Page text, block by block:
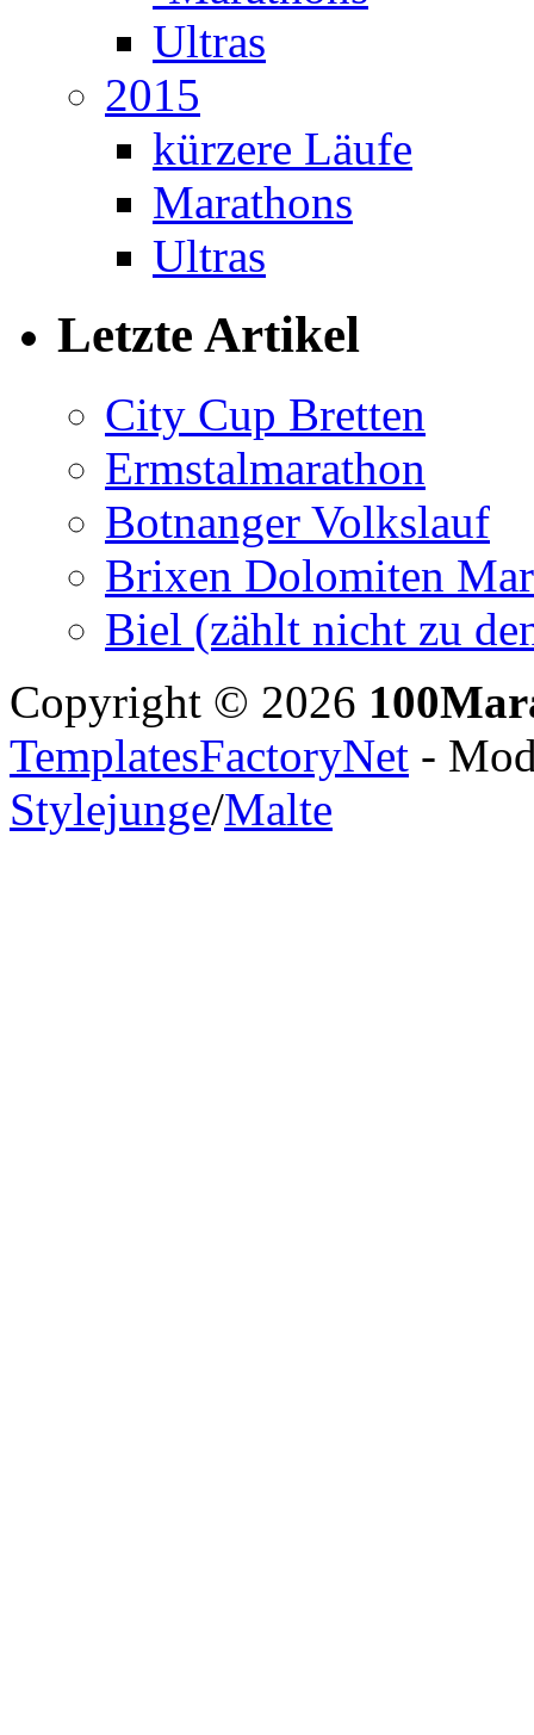
Ultras
2015
kürzere Läufe
Marathons
Ultras
Letzte Artikel
City Cup Bretten
Ermstalmarathon
Botnanger Volkslauf
Brixen Dolomiten
Biel (zählt nicht zu
Copyright © 2026
TemplatesFactoryNet -
Stylejunge/Malte